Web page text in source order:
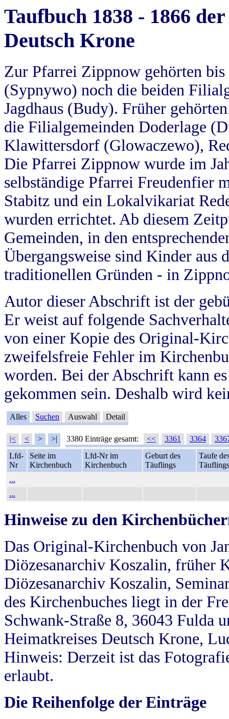
Taufbuch 1838 - 1866
Deutsch Krone
Zur Pfarrei Zippnow gehörten
(Sypnywo) noch die beiden
Jagdhaus (Budy). Früher
die Filialgemeinden Doderlage
Klawittersdorf (Glowaczewo),
Die Pfarrei Zippnow wurde im
selbständige Pfarrei Freudenfier
Stabitz und ein Lokalvikariat
wurden errichtet. Ab diesem
Gemeinden, in den
Übergangsweise sind Kinder aus
traditionellen Gründen - in
Autor dieser Abschrift ist der
Er weist auf folgende
von einer Kopie des Original-
zweifelsfreie Fehler im
worden. Bei der Abschrift kann
gekommen sein. Deshalb wird
Alles Suchen Auswahl Detail
|< < > >| 3380 Einträge gesamt: << 3361 3364
Lfd-
Nr
Seite im
Kirchenbuch
Lfd-Nr im
Kirchenbuch
Geburt des
Täuflings
Taufe
Täuflings
...
...
Hinweise zu den
Das Original-Kirchenbuch von
Diözesanarchiv Koszalin, früher
Diözesanarchiv Koszalin,
des Kirchenbuches liegt in der
Schwank-Straße 8, 36043 Fulda
Heimatkreises Deutsch Krone,
Hinweis: Derzeit ist das
erlaubt.
Die Reihenfolge der Einträge